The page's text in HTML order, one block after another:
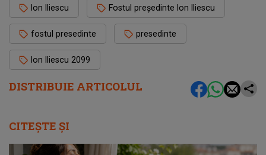
DISTRIBUIE ARTICOLUL
Ion Iliescu Fostul președinte Ion Iliescu
fostul presedinte presedinte
Ion Iliescu 2099
CITEȘTE ȘI